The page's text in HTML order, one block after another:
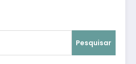
Pesquisar